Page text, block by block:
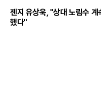
젠지 유상욱, "상대 노림수 계
했다"